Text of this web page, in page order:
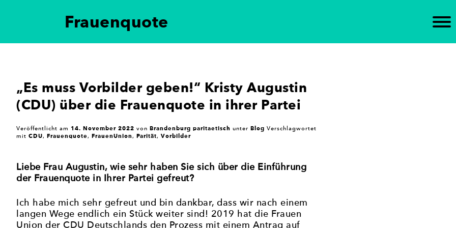
Frauenquote
„Es muss Vorbilder geben!“ Kristy Augustin
(CDU) über die Frauenquote in ihrer Partei
Veröffentlicht am 14. November 2022 von Brandenburg paritaetisch unter Blog Verschlagwortet
mit CDU, Frauenquote, FrauenUnion, Parität, Vorbilder
Liebe Frau Augustin, wie sehr haben Sie sich über die Einführung
der Frauenquote in Ihrer Partei gefreut?
Ich habe mich sehr gefreut und bin dankbar, dass wir nach einem
langen Wege endlich ein Stück weiter sind! 2019 hat die Frauen
Union der CDU Deutschlands den Prozess mit einem Antrag auf